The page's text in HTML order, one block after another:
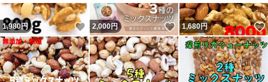
1,980円 いいね！
2,000円 いいね！
1,680円